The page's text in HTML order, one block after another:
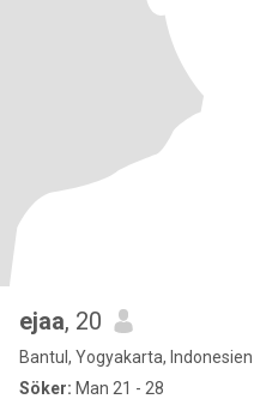
ejaa, 20
Bantul, Yogyakarta, Indonesien
Söker: Man 21 - 28